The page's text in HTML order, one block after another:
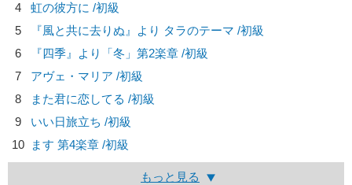
4
虹の彼方に /初級
5
『風と共に去りぬ』より タラのテーマ /初級
6
『四季』より「冬」第2楽章 /初級
7
アヴェ・マリア /初級
8
また君に恋してる /初級
9
いい日旅立ち /初級
10
ます 第4楽章 /初級
もっと見る